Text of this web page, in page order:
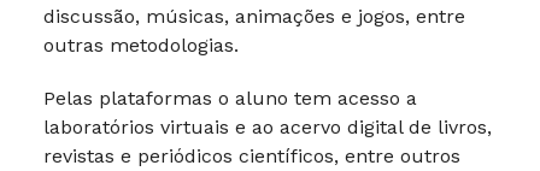
discussão, músicas, animações e jogos, entre
outras metodologias.
Pelas plataformas o aluno tem acesso a
laboratórios virtuais e ao acervo digital de livros,
revistas e periódicos científicos, entre outros